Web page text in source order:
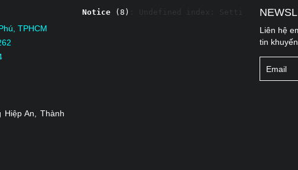
TPHCM
An, Thành
Notice (8) : Undefined index: Settings [
Liên hệ
tin